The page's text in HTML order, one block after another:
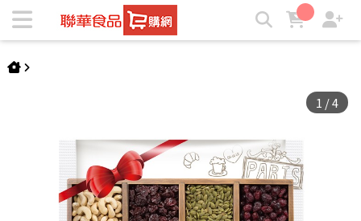
【萬歲牌】堅果日記隨手包(25g) | ★聯華食品e購網★
1 /4